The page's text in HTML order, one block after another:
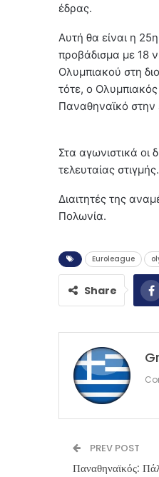
έδρας.
Αυτή θα είναι η
προβάδισμα με 18
Ολυμπιακού στη
τότε, ο
Παναθηναϊκό
Στα αγωνιστικά οι
τελευταίας στιγμής.
Διαιτητές της
Πολωνία.
Euroleague
Share
PREV POST
Παναθηναϊκός: